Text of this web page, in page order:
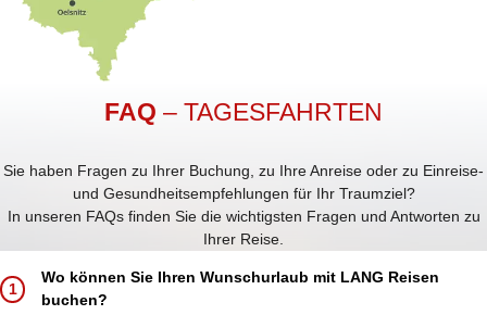
FAQ – TAGESFAHRTEN
Sie haben Fragen zu Ihrer Buchung, zu Ihre Anreise oder zu Einreise-
und Gesundheitsempfehlungen für Ihr Traumziel?
In unseren FAQs finden Sie die wichtigsten Fragen und Antworten zu
Ihrer Reise.
1
Wo können Sie Ihren Wunschurlaub mit LANG Reisen
buchen?